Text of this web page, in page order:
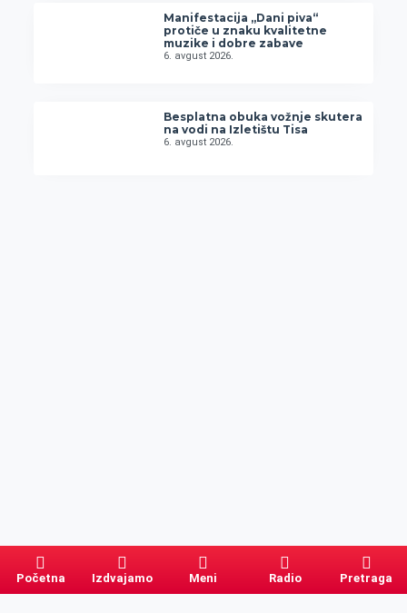
Manifestacija „Dani piva“
protiče u znaku kvalitetne
muzike i dobre zabave
6. avgust 2026.
Besplatna obuka vožnje skutera
na vodi na Izletištu Tisa
6. avgust 2026.
Početna Izdvajamo Meni Radio Pretraga